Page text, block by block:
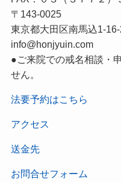
〒143-0025
東京都大田区南馬込1-16-
info@honjyuin.com
●ご来院での戒名相談・
せん。
法要予約はこちら
アクセス
送金先
お問合せフォーム